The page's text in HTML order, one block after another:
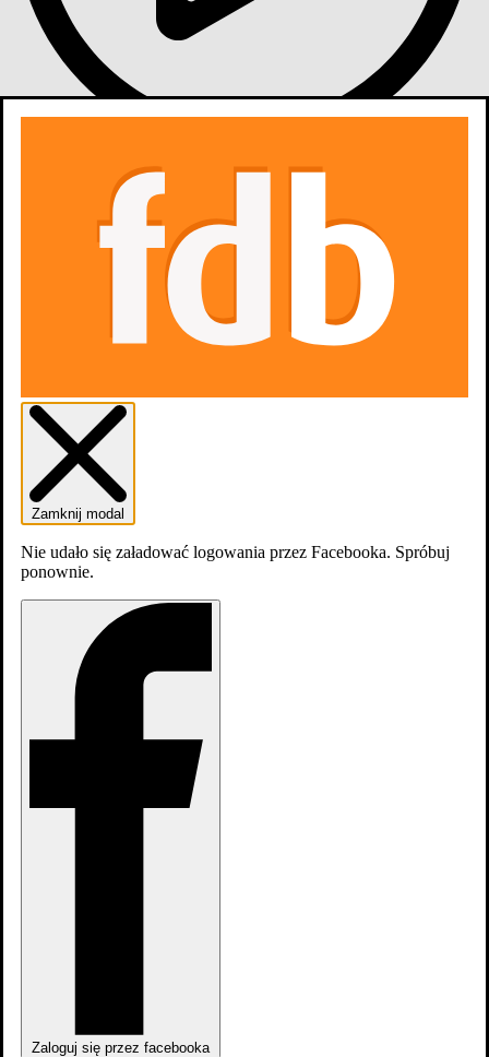
Gdzie obejrzeć
Aktualnie tytuł nie jest dostępny na
platformach
1 nagroda i 1 udział w konkursie
zobacz więcej
Zwiastuny
Zamknij modal
Nie udało się załadować logowania przez Facebooka. Spróbuj
ponownie.
Zaloguj się przez facebooka